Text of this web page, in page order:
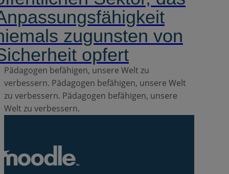
zugunsten von
opfert
Pädagogen befähigen, unsere Welt zu
verbessern. Pädagogen befähigen, unsere Welt
zu verbessern. Pädagogen befähigen, unsere
Welt zu verbessern.